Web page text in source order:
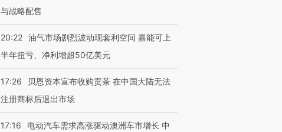
与战略配售
20:22 油气市场剧烈波动现套利空间 嘉能可上
半年扭亏、净利增超50亿美元
17:26
贝恩资本宣布收购贡茶 在中国大陆无法
注册商标后退出市场
17:16
电动汽车需求高涨驱动澳洲车市增长 中